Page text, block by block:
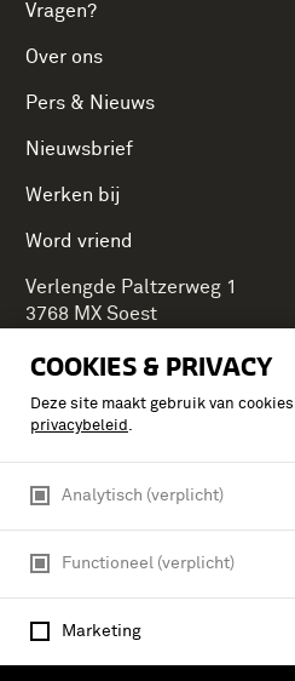
COOKIES & PRIVACY
Deze site maakt gebruik van
privacybeleid .
Analytisch (verplicht)
Functioneel (verplicht)
Marketing
Vragen?
Over ons
Pers & Nieuws
Nieuwsbrief
Werken bij
Word vriend
Verlengde Paltzerweg 1
3768 MX Soest
Onderdeel van Stichting